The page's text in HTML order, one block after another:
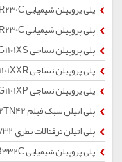
پلی پروپیلن شیمیایی ZR230C
پلی پروپیلن شیمیایی MR230C
پلی پروپیلن نساجی RG1101XS
پلی پروپیلن نساجی RG1101XXR
پلی پروپیلن نساجی RG1101XP
پلی اتیلن سبک فیلم 2102TN42
پلی اتیلن ترفتالات بطری BG732
پلی پروپیلن شیمیایی ZB332C